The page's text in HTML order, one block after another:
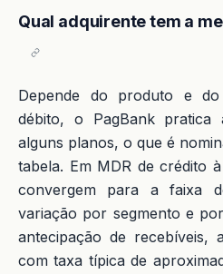
Qual adquirente tem a
Depende do produto e
débito, o PagBank
alguns planos, o que é
tabela. Em MDR de crédito
convergem para a faixa
variação por segmento e
antecipação de recebíveis,
com taxa típica de